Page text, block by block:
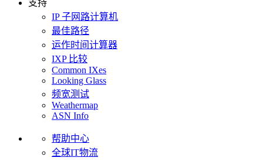
支持
IP 子网路计算机
最佳路径
运作时间计算器
IXP 比较
Common IXes
Looking Glass
频宽测试
Weathermap
ASN Info
帮助中心
全球IT物流